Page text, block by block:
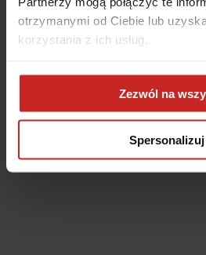
otrzymanymi od Ciebie lub
korzystania z ich usług.
Zezwól na
Spersonalizuj
browser console for